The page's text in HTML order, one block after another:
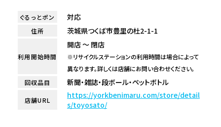
ぐるっとポン 対応
住所 茨城県つくば市豊里の杜2-1-1
利用開始時間
開店 ～ 閉店
※リサイクルステーションの利用時間は場合によって
異なります。詳しくは店舗にお問い合わせください。
回収品目
新聞・雑誌・段ボール・ペットボトル
店舗URL
https://yorkbenimaru.com/store/detail
s/toyosato/